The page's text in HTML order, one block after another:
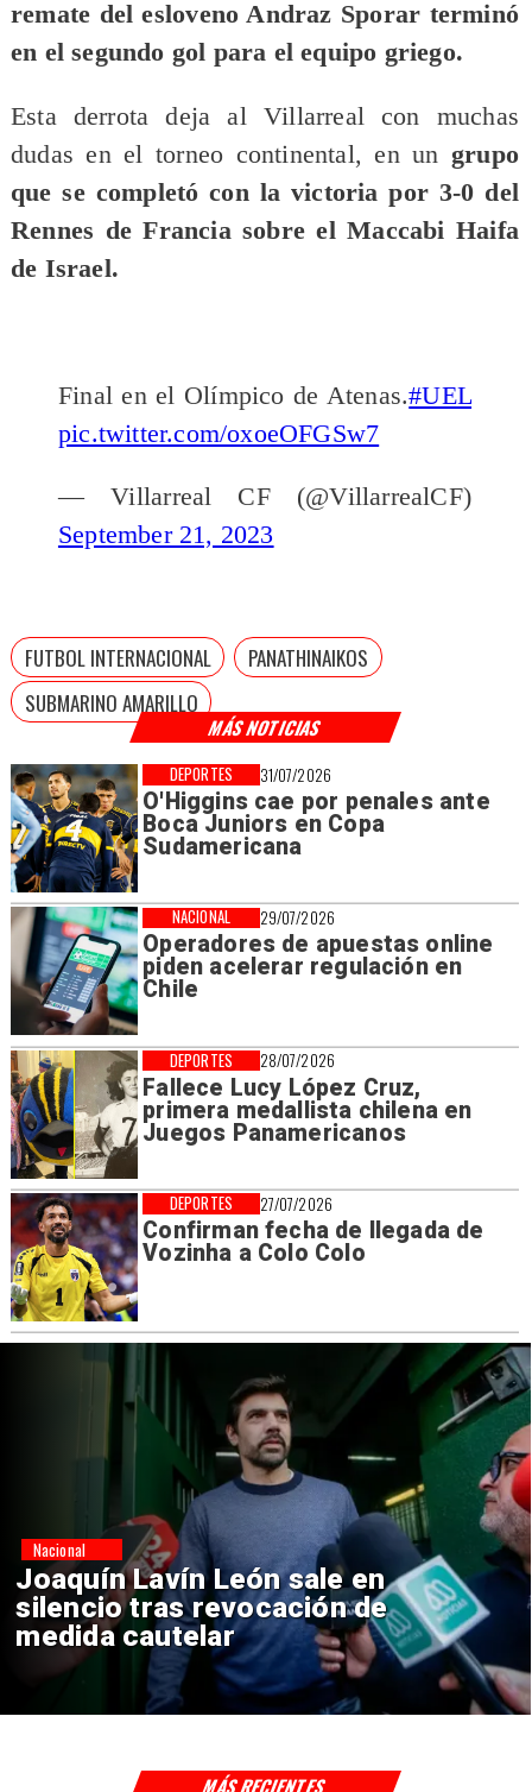
MÁS NOTICIAS
31/07/2026
O'Higgins cae por penales ante
Boca Juniors en Copa
Sudamericana
DEPORTES
29/07/2026
Operadores de apuestas online
piden acelerar regulación en
Chile
NACIONAL
28/07/2026
Fallece Lucy López Cruz,
primera medallista chilena en
Juegos Panamericanos
DEPORTES
27/07/2026
Confirman fecha de llegada de
Vozinha a Colo Colo
DEPORTES
remate del esloveno Andraz Sporar terminó
en el segundo gol para el equipo griego.
Esta derrota deja al Villarreal con muchas
dudas en el torneo continental, en ungrupo
que se completó con la victoria por 3-0 del
Rennes de Francia sobre el Maccabi Haifa
de Israel.
Final en el Olímpico de Atenas.#UEL
pic.twitter.com/oxoeOFGSw7
— Villarreal CF (@VillarrealCF)
September 21, 2023
FUTBOL INTERNACIONAL
PANATHINAIKOS
SUBMARINO AMARILLO
Chile y Venezuela formalizan
reinicio de relaciones
consulares
Nacional
MÁS RECIENTES